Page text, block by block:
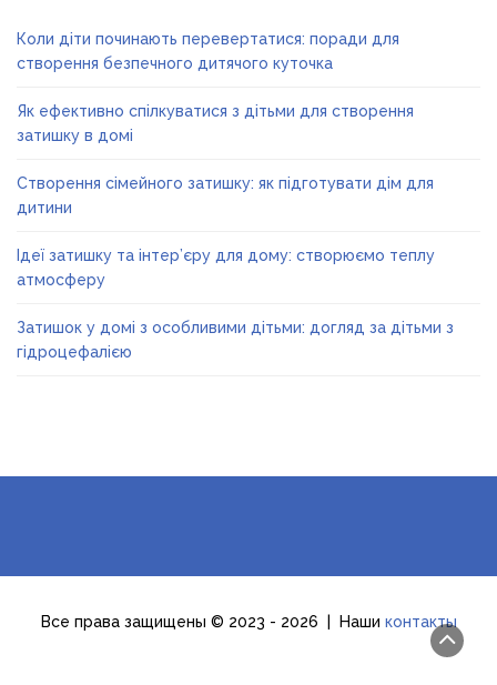
Коли діти починають перевертатися: поради для
створення безпечного дитячого куточка
Як ефективно спілкуватися з дітьми для створення
затишку в домі
Створення сімейного затишку: як підготувати дім для
дитини
Ідеї затишку та інтер’єру для дому: створюємо теплу
атмосферу
Затишок у домі з особливими дітьми: догляд за дітьми з
гідроцефалією
Все права защищены © 2023 - 2026 | Наши контакты